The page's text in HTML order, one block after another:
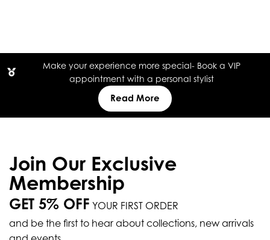
Make your experience more special- Book a VIP
appointment with a personal stylist
Read More
Join Our Exclusive
Membership
GET 5% OFF YOUR FIRST ORDER
and be the first to hear about collections, new arrivals